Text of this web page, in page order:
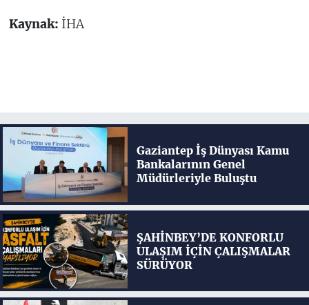
Kaynak: İHA
Gaziantep İş Dünyası Kamu
Bankalarının Genel
Müdürleriyle Buluştu
ŞAHİNBEY’DE KONFORLU
ULAŞIM İÇİN ÇALIŞMALAR
SÜRÜYOR